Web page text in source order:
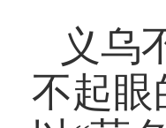
义乌
不起眼